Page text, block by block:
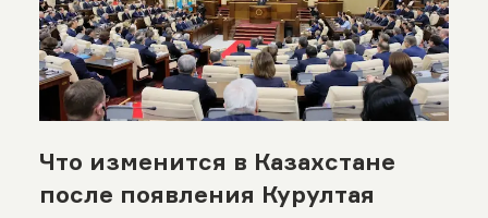
Что изменится в Казахстане
после появления Курултая